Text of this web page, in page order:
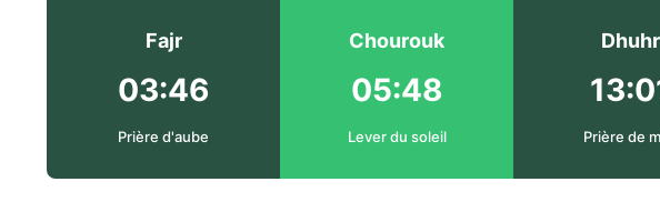
Fajr
03:46
Prière d'aube
Chourouk
05:48
Lever du soleil
Dhuhr
Prière de